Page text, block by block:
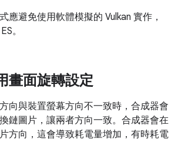
應避免使用軟體模擬的 Vulkan 實作，
。
畫面旋轉設定
向與裝置螢幕方向不一致時，合成器會
鏈圖片，讓兩者方向一致。合成器會在
方向，這會導致耗電量增加，有時耗電